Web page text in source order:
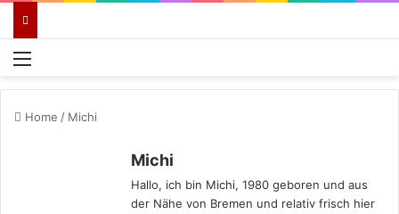
Menü
Home / Michi
Michi
Hallo, ich bin Michi, 1980 geboren und aus
der Nähe von Bremen und relativ frisch hier